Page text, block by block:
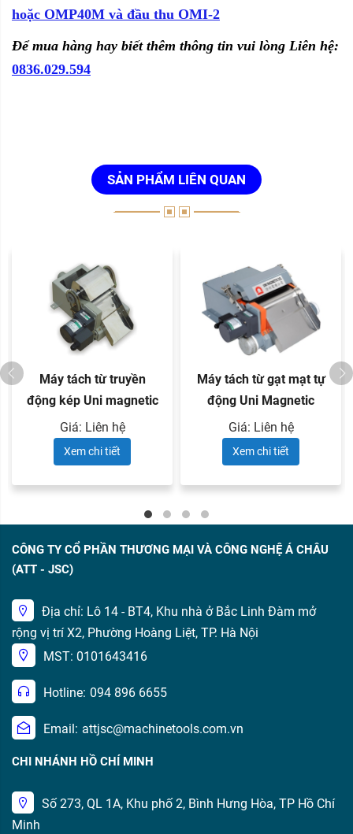
hoặc OMP40M và đầu thu OMI-2
Để mua hàng hay biết thêm thông tin vui lòng Liên hệ:
0836.029.594
SẢN PHẨM LIÊN QUAN
Máy tách từ truyền
động kép Uni magnetic
dòng ...
Giá: Liên hệ
Xem chi tiết
Máy tách từ gạt mạt tự
động Uni Magnetic
dòng ...
Giá: Liên hệ
Xem chi tiết
CÔNG TY CỔ PHẦN THƯƠNG MẠI VÀ CÔNG NGHỆ Á CHÂU
(ATT - JSC)
Địa chỉ: Lô 14 - BT4, Khu nhà ở Bắc Linh Đàm mở
rộng vị trí X2, Phường Hoàng Liệt, TP. Hà Nội
MST: 0101643416
Hotline: 094 896 6655
Email: attjsc@machinetools.com.vn
CHI NHÁNH HỒ CHÍ MINH
Số 273, QL 1A, Khu phố 2, Bình Hưng Hòa, TP Hồ Chí
Minh